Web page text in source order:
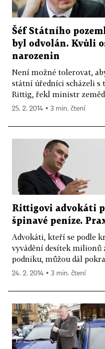
Šéf Státního
byl odvolán. Kvůli
narozenin
Není možné tolerovat,
státní úředníci scházeli s
Rittig, řekl ministr
25. 2. 2014 ▪ 3 min. čtení
Rittigovi advokáti
špinavé peníze.
Advokáti, kteří se podle
vyvádění desítek milionů
podniku, můžou dál
24. 2. 2014 ▪ 3 min. čtení